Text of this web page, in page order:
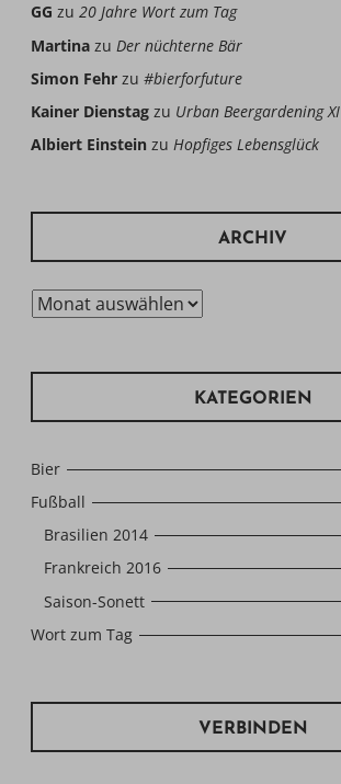
GG zu 20 Jahre Wort zum Tag
Martina zu Der nüchterne Bär
Simon Fehr zu #bierforfuture
Kainer Dienstag zu Urban Beergardening XI
Albiert Einstein zu Hopfiges Lebensglück
ARCHIV
Archiv
KATEGORIEN
Bier
Fußball
Brasilien 2014
Frankreich 2016
Saison-Sonett
Wort zum Tag
VERBINDEN